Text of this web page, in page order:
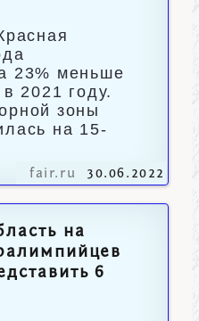
23% меньше
2021 году.
зоны
на 15-
fair.ru 30.06.2022
на
6